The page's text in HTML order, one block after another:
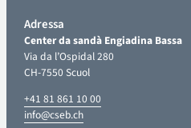
Adressa
Center da sandà Engiadina Bassa
Via da l’Ospidal 280
CH-7550 Scuol
+41 81 861 10 00
info@cseb.ch